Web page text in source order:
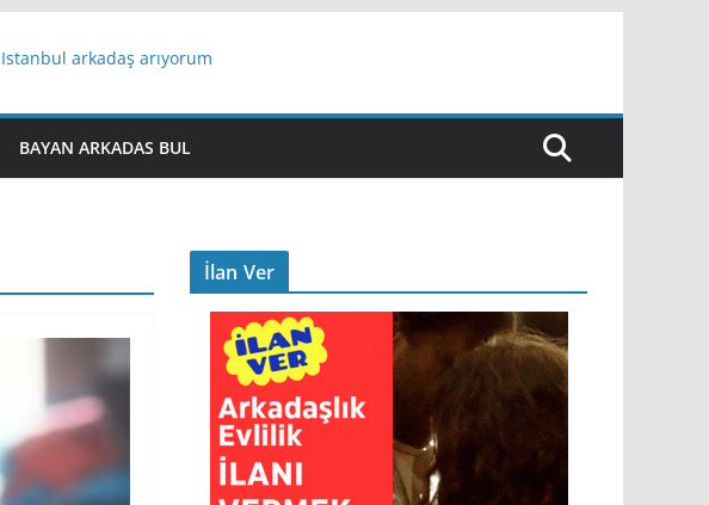
İstanbul arkadaş arıyorum
Yeni Bir Aşk Lazım
iş arayanlara iş
BAYAN ARKADAS BUL
İlan Ver